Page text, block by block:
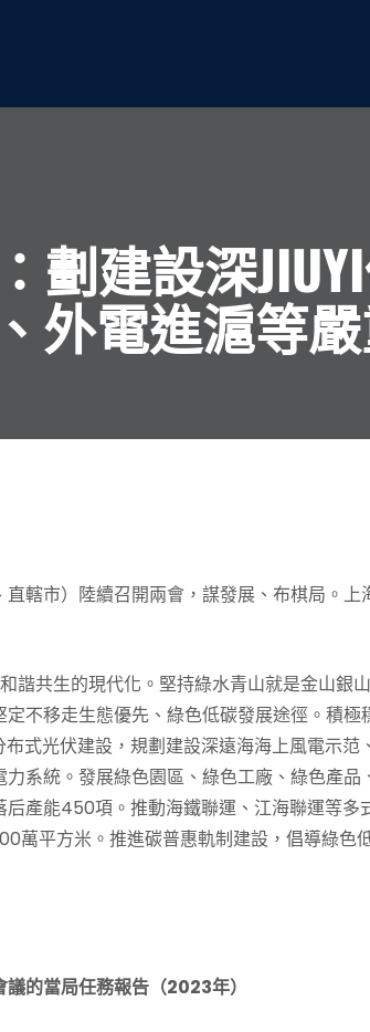
劃建設深
外電進滬等
直轄市）陸續召開兩會，謀發展、布棋局。上
諧共生的現代化。堅持綠水青山就是金山銀山
不移走生態優先、綠色低碳發展途徑。積極
式光伏建設，規劃建設深遠海海上風電示范、
系統。發展綠色園區、綠色工廠、綠色產品
產能450項。推動海鐵聯運、江海聯運等多
萬平方米。推進碳普惠軌制建設，倡導綠色
的當局任務報告（2023年）